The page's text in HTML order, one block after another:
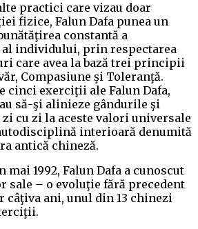
practici care vizau doar
fizice, Falun Dafa punea un
constantă a
individului, prin respectarea
care avea la bază trei principii
Compasiune şi Toleranţă.
cinci exerciţii ale Falun Dafa,
să-şi alinieze gândurile şi
cu zi la aceste valori universale
interioară denumită
antică chineză.
mai 1992, Falun Dafa a cunoscut
sale – o evoluţie fără precedent
câţiva ani, unul din 13 chinezi